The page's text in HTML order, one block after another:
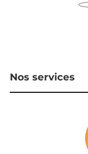
Nos services